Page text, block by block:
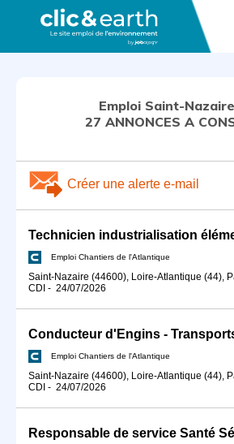
Emploi Saint-
27 ANNONCES A
Créer une alerte e-mail
Emploi Chantiers de l'Atlantique
Saint-Nazaire (44600), Loire-Atlantique (44),
CDI - 24/07/2026
Emploi Chantiers de l'Atlantique
Saint-Nazaire (44600), Loire-Atlantique (44),
CDI - 24/07/2026